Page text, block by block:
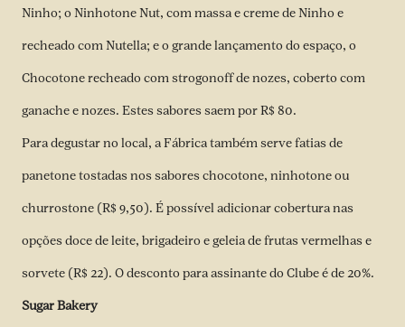
Ninho; o Ninhotone Nut, com massa e creme de Ninho e
recheado com Nutella; e o grande lançamento do espaço, o
Chocotone recheado com strogonoff de nozes, coberto com
ganache e nozes. Estes sabores saem por R$ 80.
Para degustar no local, a Fábrica também serve fatias de
panetone tostadas nos sabores chocotone, ninhotone ou
churrostone (R$ 9,50). É possível adicionar cobertura nas
opções doce de leite, brigadeiro e geleia de frutas vermelhas e
sorvete (R$ 22). O desconto para assinante do Clube é de 20%.
Sugar Bakery